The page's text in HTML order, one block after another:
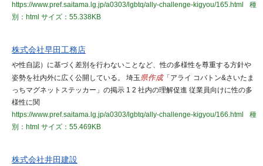
https://www.pref.saitama.lg.jp/a0303/lgbtq/ally-challenge-kigyou/165.html
種
別：html サイズ：55.338KB
株式会社早田工務店
や性自認）に基づく差別を行わないことなど、性の多様性を尊重する方針や
姿勢を社内外に広く公開している。 埼玉県作成「アライ コバトン&さいたま
っちマグネットステッカー」の掲示 1 2 社内の理解促進 従業員向けに性の多
様性に関
https://www.pref.saitama.lg.jp/a0303/lgbtq/ally-challenge-kigyou/166.html
種
別：html サイズ：55.469KB
株式会社井田建設